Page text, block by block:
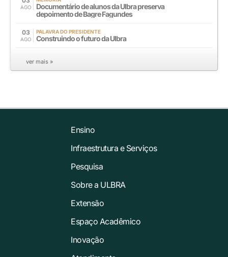
AGO
Documentário de alunos da Ulbra preserva
depoimento de Bagre Fagundes
03
AGO
PALAVRA DO PRESIDENTE
Construindo o futuro da Ulbra
ver mais »
Ensino
Infraestrutura e Serviços
Pesquisa
Sobre a ULBRA
Extensão
Espaço Acadêmico
Inovação